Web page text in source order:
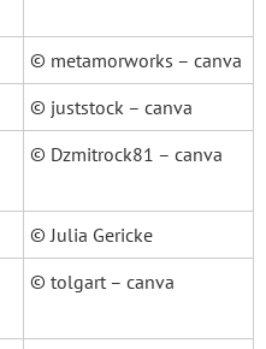
© metamorworks – canva
© juststock – canva
© Dzmitrock81 – canva
© Julia Gericke
© tolgart – canva